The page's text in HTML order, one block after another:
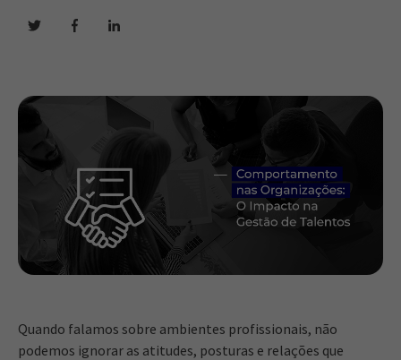
Quando falamos sobre ambientes profissionais, não
podemos ignorar as atitudes, posturas e relações que